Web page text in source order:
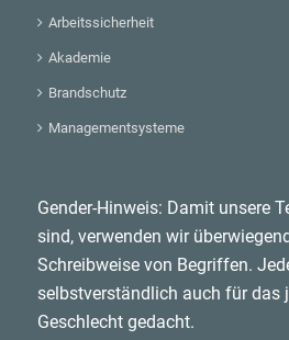
Arbeitssicherheit
Akademie
Brandschutz
Managementsysteme
Gender-Hinweis: Damit unsere
sind, verwenden wir
Schreibweise von Begriffen.
selbstverständlich auch für das
Geschlecht gedacht.